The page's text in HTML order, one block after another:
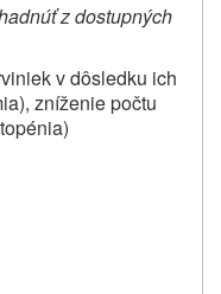
z dostupných
v dôsledku ich
zníženie počtu